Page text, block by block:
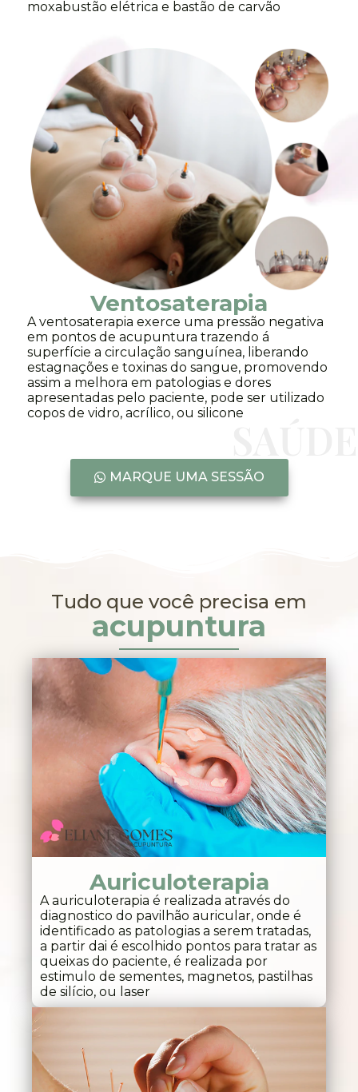
moxabustão elétrica e bastão de carvão
Ventosaterapia
A ventosaterapia exerce uma pressão negativa
em pontos de acupuntura trazendo á
superfície a circulação sanguínea, liberando
estagnações e toxinas do sangue, promovendo
assim a melhora em patologias e dores
apresentadas pelo paciente, pode ser utilizado
copos de vidro, acrílico, ou silicone
MARQUE UMA SESSÃO
Tudo que você precisa em
acupuntura
Auriculoterapia
A auriculoterapia é realizada através do
diagnostico do pavilhão auricular, onde é
identificado as patologias a serem tratadas,
a partir dai é escolhido pontos para tratar as
queixas do paciente, é realizada por
estimulo de sementes, magnetos, pastilhas
de silício, ou laser